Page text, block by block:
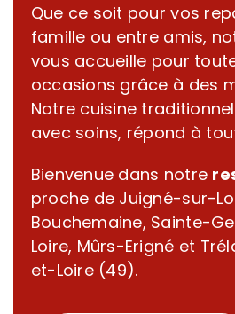
Que ce soit pour vos
famille ou entre amis,
vous accueille pour
occasions grâce à des
Notre cuisine
avec soins, répond à
Bienvenue dans notre
proche de Juigné-sur-
Bouchemaine, Sainte-
Loire, Mûrs-Erigné et
et-Loire (49).